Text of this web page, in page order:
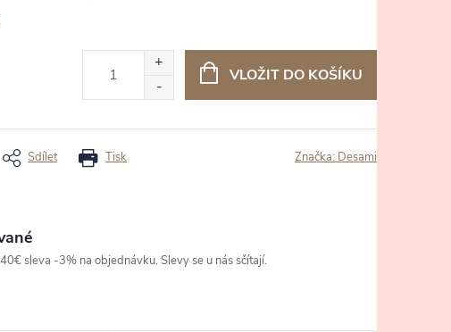
VLOŽIT DO KOŠÍKU
Tisk
Sdílet Značka: Desami
sleva -3% na objednávku. Slevy se u nás sčítají.